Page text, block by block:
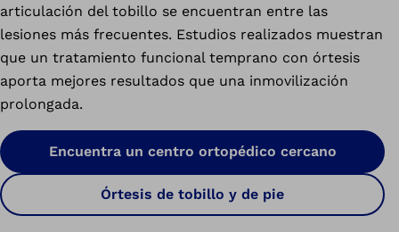
articulación del tobillo se encuentran entre las
lesiones más frecuentes. Estudios realizados muestran
que un tratamiento funcional temprano con órtesis
aporta mejores resultados que una inmovilización
prolongada.
Encuentra un centro ortopédico cercano
Órtesis de tobillo y de pie